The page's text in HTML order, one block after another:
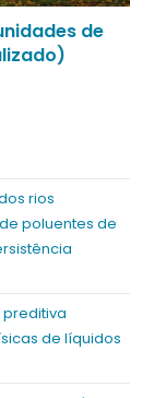
de
rios
poluentes de
de líquidos